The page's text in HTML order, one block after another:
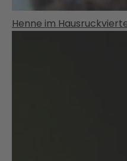
Henne im